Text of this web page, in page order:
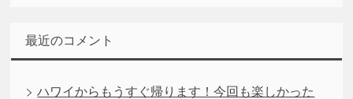
最近のコメント
ハワイからもうすぐ帰ります！今回も楽しかった